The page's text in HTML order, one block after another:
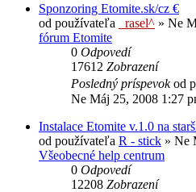
Sponzoring Etomite.sk/cz €
od používateľa
_rasel^ » Ne
fórum Etomite
0 Odpovedí
17612 Zobrazení
Posledný príspevokod
Ne Máj 25, 2008 1:27
Instalace Etomite v.1.0 na
od používateľa R - stick » Ne
Všeobecné help centrum
0 Odpovedí
12208 Zobrazení